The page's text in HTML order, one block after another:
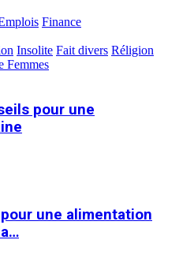
Finance
Insolite Fait divers Réligion
Femmes
pour une
une alimentation